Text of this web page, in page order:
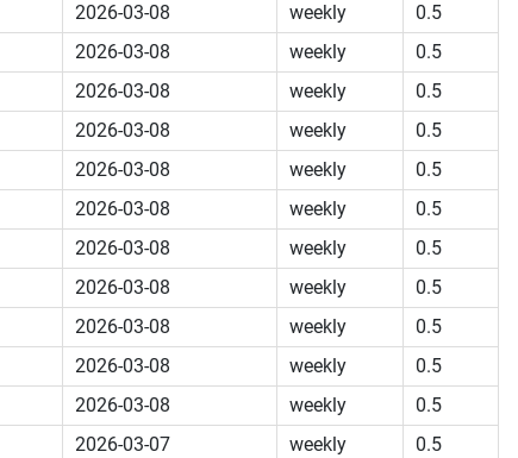
2026-03-08 weekly
0.5
2026-03-08 weekly
0.5
2026-03-08 weekly
0.5
2026-03-08 weekly
0.5
2026-03-08 weekly
0.5
2026-03-08 weekly
0.5
2026-03-08 weekly
0.5
2026-03-08 weekly
0.5
2026-03-08 weekly
0.5
2026-03-08 weekly
0.5
2026-03-08 weekly
0.5
2026-03-07 weekly
0.5